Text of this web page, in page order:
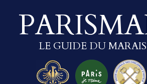
LE GUIDE DU